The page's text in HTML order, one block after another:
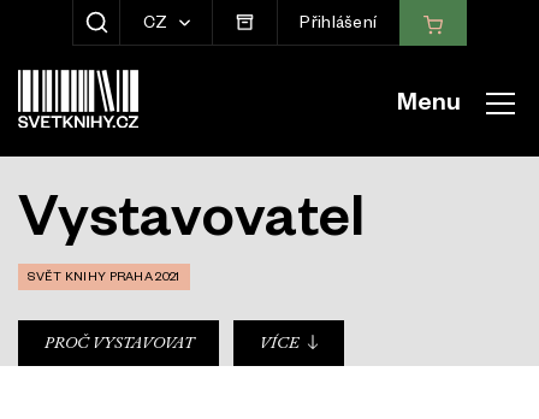
ZOBRAZIT HLEDÁNÍ
CZ Přihlášení
Menu
Vystavovatel
SVĚT KNIHY PRAHA 2021
sub-nav
PROČ VYSTAVOVAT VÍCE